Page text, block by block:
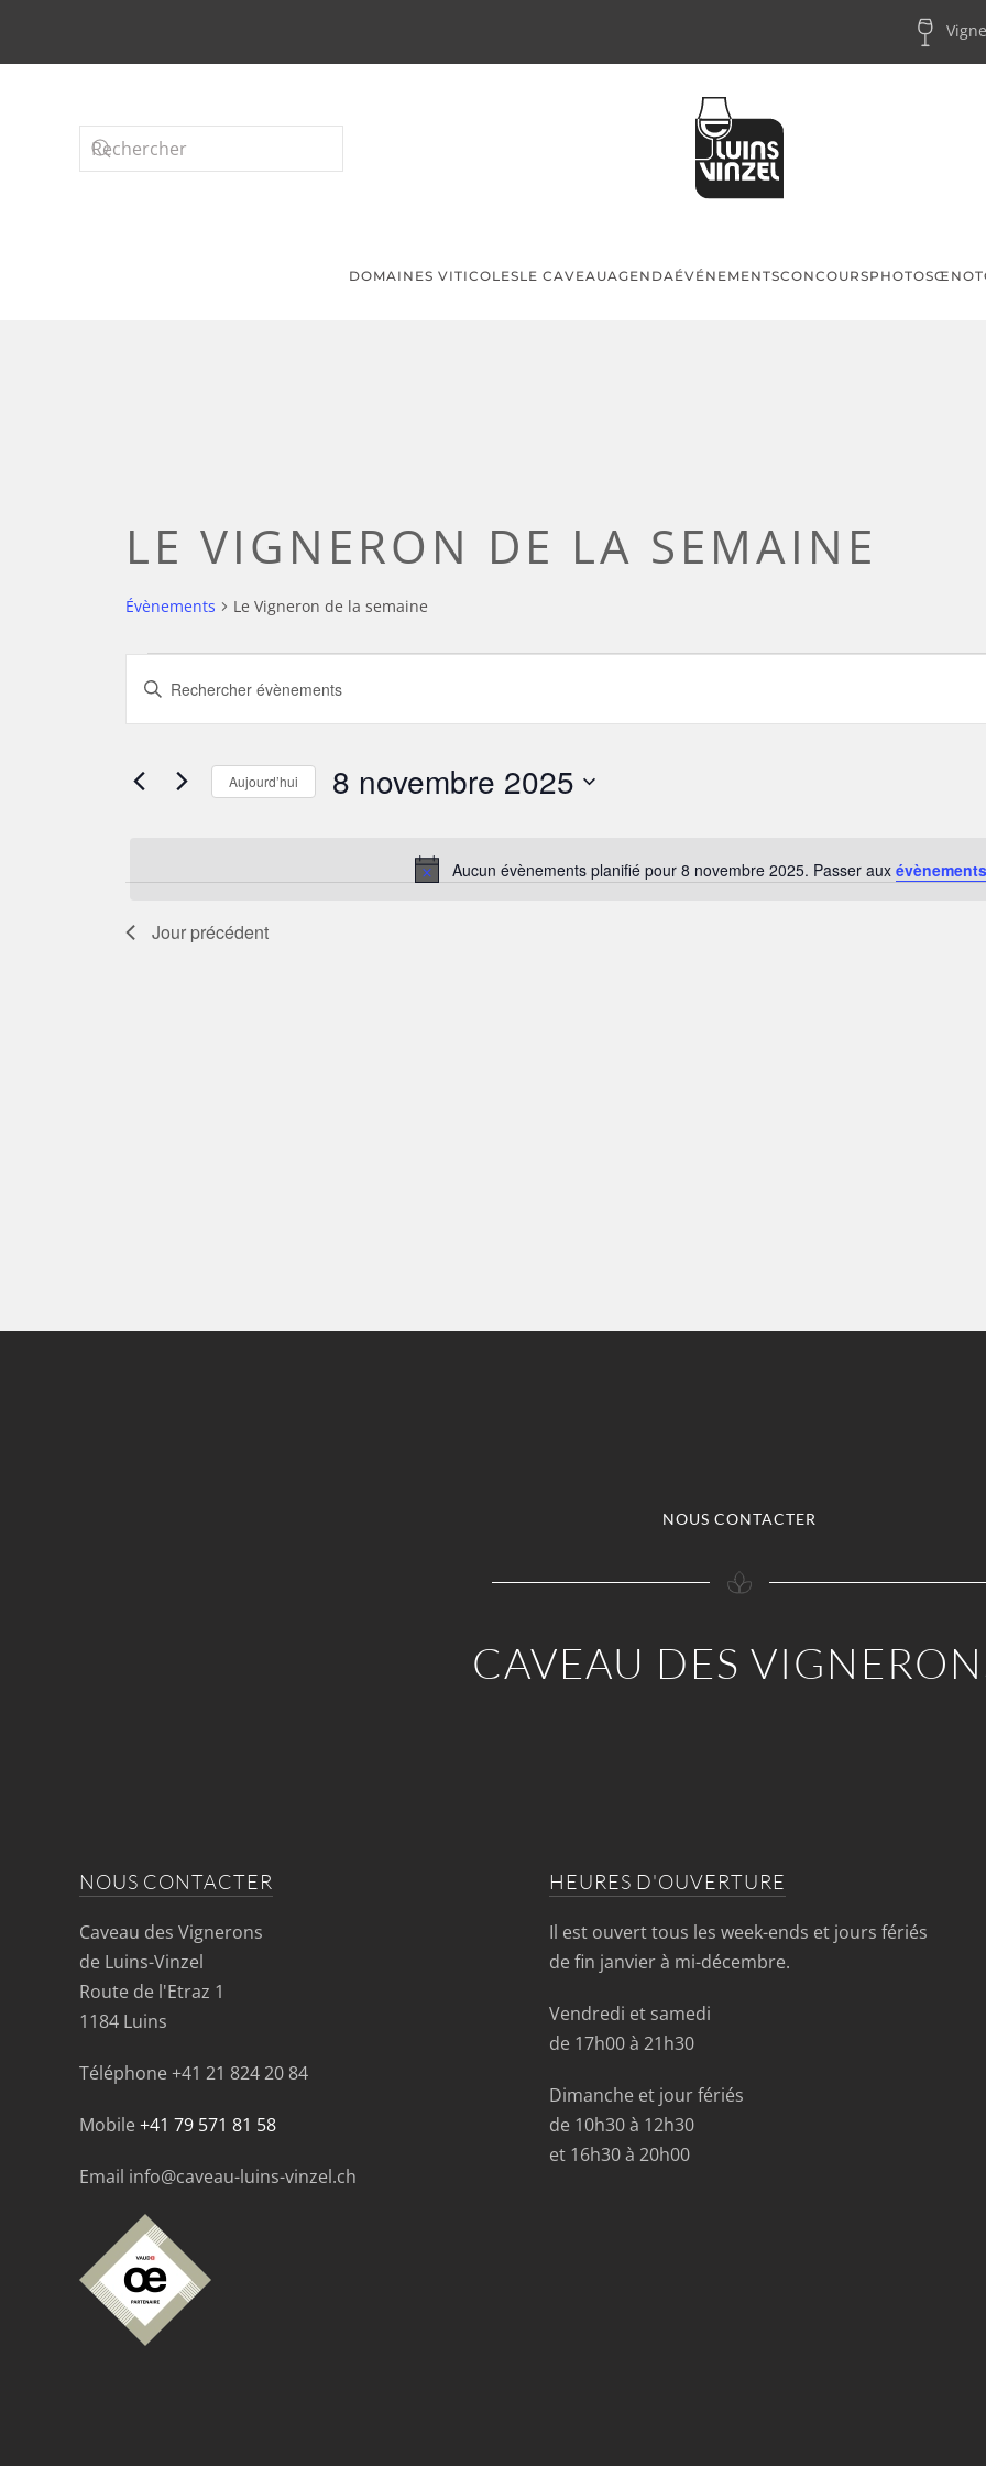
Passer au contenu principal
DOMAINES VITICOLESLE CAVEAUAGENDAÉVÉNEMENTSCONCOURSPHOTOS
LE VIGNERON DE LA SEMAINE
Évènements Le Vigneron de la semaine
ÉVÈNEMENTS
FOR
8
2025
Notice
Aucun évènements planifié pour 8 novembre 2025. Passer aux
RECHERCHE
NAVIGATION
VUES
Saisir
Rechercher
Évènements
clé.
Aujourd’hui 8 novembre 2025
date.
Jour précédent
NOUS CONTACTER
CAVEAU DES
NOUS CONTACTER
Caveau des Vignerons
de Luins-Vinzel
Route de l'Etraz 1
1184 Luins
Téléphone +41 21 824 20 84
Mobile +41 79 571 81 58
Email info@caveau-luins-vinzel.ch
HEURES D'OUVERTURE
Il est ouvert tous les week-ends et jours fériés
de fin janvier à mi-décembre.
Vendredi et samedi
de 17h00 à 21h30
Dimanche et jour fériés
de 10h30 à 12h30
et 16h30 à 20h00